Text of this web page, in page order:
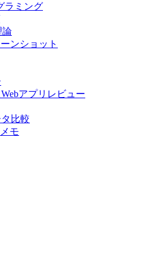
ラミング
論
ンショット
アプリレビュー
比較
モ